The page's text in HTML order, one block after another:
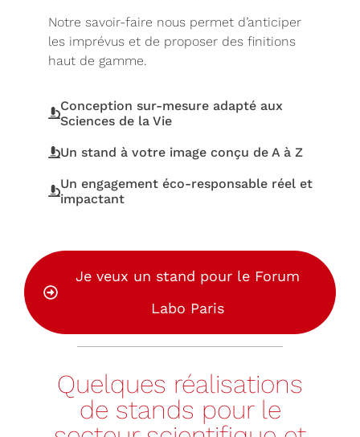
Notre savoir-faire nous permet d’anticiper
les imprévus et de proposer des finitions
haut de gamme.
Conception sur-mesure adapté aux
Sciences de la Vie
Un stand à votre image conçu de A à Z
Un engagement éco-responsable réel et
impactant
Je veux un stand pour le Forum
Labo Paris
Quelques réalisations
de stands pour le